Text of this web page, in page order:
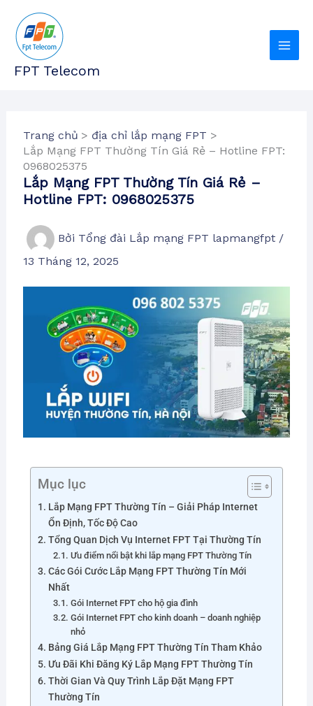
FPT Telecom
Trang chủ
địa chỉ lắp mạng FPT
Lắp Mạng FPT Thường Tín Giá Rẻ – Hotline FPT:
0968025375
Lắp Mạng FPT Thường Tín Giá Rẻ –
Hotline FPT: 0968025375
Bởi Tổng đài Lắp mạng FPT lapmangfpt /
13 Tháng 12, 2025
Mục lục
Lắp Mạng FPT Thường Tín – Giải Pháp Internet
Ổn Định, Tốc Độ Cao
Tổng Quan Dịch Vụ Internet FPT Tại Thường Tín
Ưu điểm nổi bật khi lắp mạng FPT Thường Tín
Các Gói Cước Lắp Mạng FPT Thường Tín Mới
Nhất
Gói Internet FPT cho hộ gia đình
Gói Internet FPT cho kinh doanh – doanh nghiệp
nhỏ
Bảng Giá Lắp Mạng FPT Thường Tín Tham Khảo
Ưu Đãi Khi Đăng Ký Lắp Mạng FPT Thường Tín
Thời Gian Và Quy Trình Lắp Đặt Mạng FPT
Thường Tín